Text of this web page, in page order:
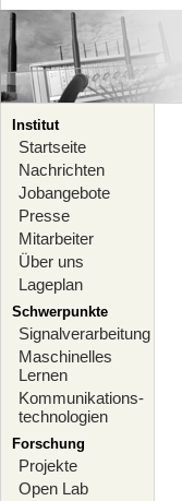
Institut
Startseite
Nachrichten
Jobangebote
Presse
Mitarbeiter
Über uns
Lageplan
Schwerpunkte
Signalverarbeitung
Maschinelles
Lernen
Kommunikations-
technologien
Forschung
Projekte
Open Lab